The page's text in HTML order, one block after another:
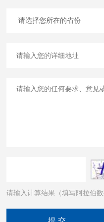
请输入计算结果（填写阿拉伯